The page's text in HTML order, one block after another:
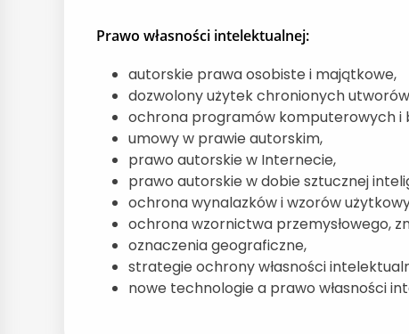
Prawo własności intelektualnej:
autorskie prawa osobiste i majątkowe,
dozwolony użytek chronionych
ochrona programów komputerowych i
umowy w prawie autorskim,
prawo autorskie w Internecie,
prawo autorskie w dobie sztucznej
ochrona wynalazków i wzorów
ochrona wzornictwa przemysłowego,
oznaczenia geograficzne,
strategie ochrony własności
nowe technologie a prawo własności